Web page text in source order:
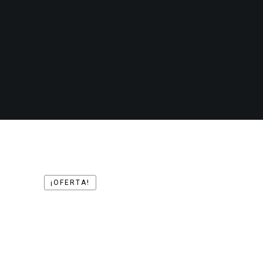
¡OFERTA!